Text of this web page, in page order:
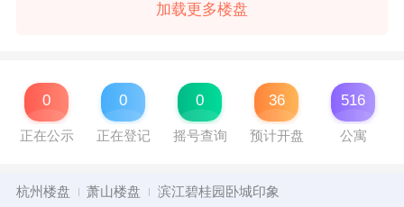
加载更多楼盘
0
正在公示
0
正在登记
0
摇号查询
36
预计开盘
516
公寓
杭州楼盘 萧山楼盘 滨江碧桂园卧城印象